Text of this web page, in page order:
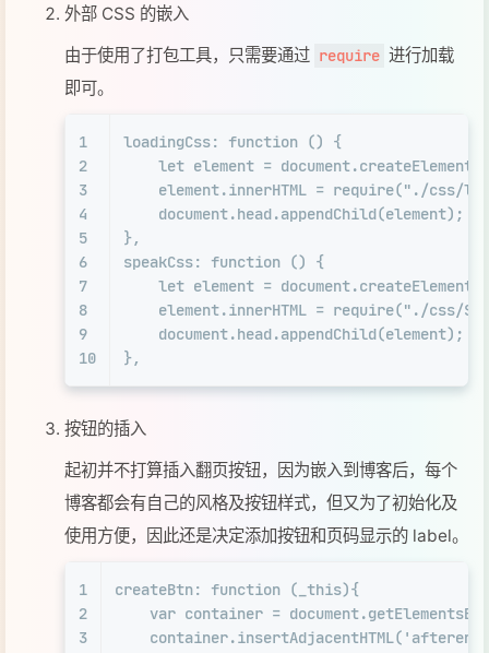
外部 CSS 的嵌入
由于使用了打包工具，只需要通过 require 进行加载
即可。
1
2
3
4
5
6
7
8
9
10
loadingCss: function () {
let element = document.createElement
    element.
innerHTML = require("./css/
document.head.appendChild(element);
},
speakCss: function () {
let element = document.createElement
    element.
innerHTML = require("./css/
document.head.appendChild(element);
},
按钮的插入
起初并不打算插入翻页按钮，因为嵌入到博客后，每个
博客都会有自己的风格及按钮样式，但又为了初始化及
使用方便，因此还是决定添加按钮和页码显示的 label。
1
2
3
createBtn: function ( _this){
var container = document.
    container.
insertAdjacentHTML( 'afterend'